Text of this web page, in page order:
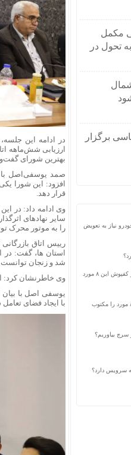
مکمل
تحول در
برگزار
نیاز به تعویض
قبل از امضای فاکتور کفپوش این ۸ مورد
قبل از امضای فاکتور کفپوش این ۸ مورد را مکتوب
سرچ بیاوریم؟
سرویس دارد؟
در ادامه این
ارزیابی شش‌ماهه
بهترین شورای
صمد یوسفی‌اصل با
افزود: این شورا
قرار دهد.
وی ادامه داد: در
سایر نهادهای
را به موتور محرک
رییس اتاق
استان ها، گفت:
شد و زنجان توانست
وی خاطرنشان کرد:
یوسفی اصل با
با ایجاد فضای